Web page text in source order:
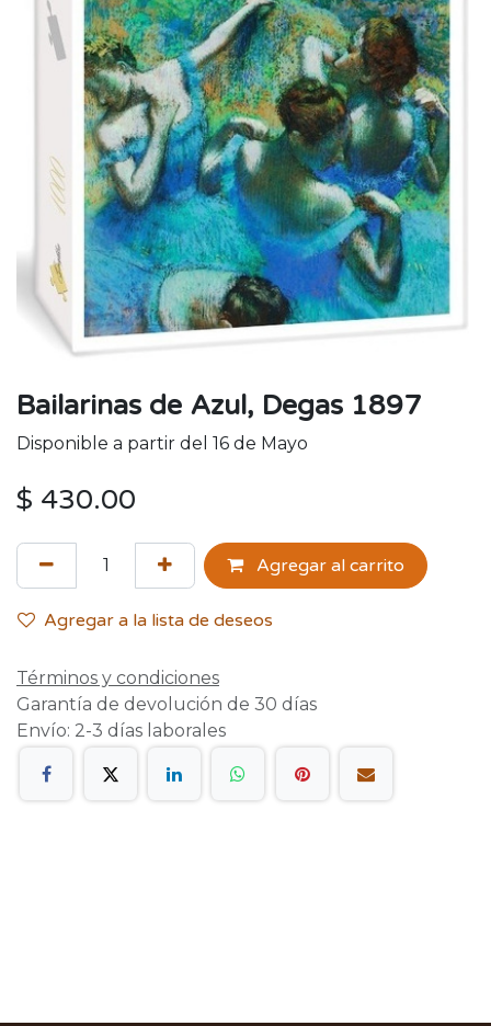
Bailarinas de Azul, Degas 1897
Disponible a partir del 16 de Mayo
$ 430.00
Agregar al carrito
Agregar a la lista de deseos
Términos y condiciones
Garantía de devolución de 30 días
Envío: 2-3 días laborales